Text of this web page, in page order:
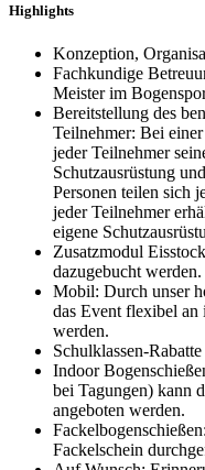
Highlights
Konzeption,
Fachkundige
Meister im
Bereitstellung des
Teilnehmer: Bei
jeder Teilnehmer
Schutzausrüstung
Personen teilen sich
jeder Teilnehmer
eigene
Zusatzmodul
dazugebucht werden.
Mobil: Durch unser
das Event flexibel an
werden.
Schulklassen-
Indoor
bei Tagungen) kann
angeboten werden.
Fackelschein